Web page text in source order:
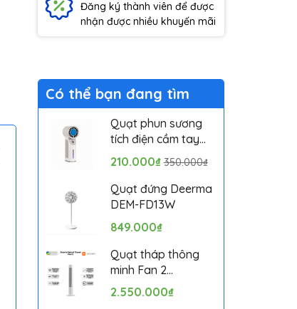
Đăng ký thành viên để được
nhận được nhiều khuyến mãi
Có thể bạn đang tìm
Quạt phun sương
tích điện cầm tay
mini có sò lạnh
Solove MLS6212B -
Bảo hành 1 tháng
210.000₫ 350.000₫
Quạt đứng Deerma
DEM-FD13W
849.000₫
Quạt tháp thông
minh Fan 2
BPTS02DMU bản
quốc tế
2.550.000₫